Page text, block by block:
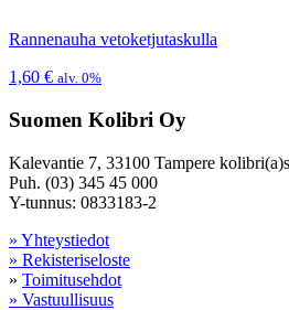
Rannenauha vetoketjutaskulla
1,60 € alv. 0%
Suomen Kolibri Oy
Kalevantie 7, 33100 Tampere
Puh. (03) 345 45 000
Y-tunnus: 0833183-2
» Yhteystiedot
» Rekisteriseloste
» Toimitusehdot
» Vastuullisuus